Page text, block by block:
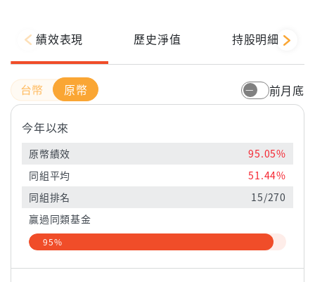
績效表現 歷史淨值 持股明細
原幣 前月底
今年以來
原幣績效
95.05%
同組平均
51.44%
同組排名
15/270
贏過同類基金
95%